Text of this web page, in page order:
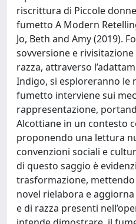
riscrittura di Piccole
fumetto A Modern
Jo, Beth and Amy (2019).
sovversione e
razza, attraverso
Indigo, si esploreranno le
fumetto interviene sui
rappresentazione,
Alcottiane in un contesto
proponendo una lettura
convenzioni sociali e
di questo saggio è
trasformazione,
novel rielabora e
e di razza presenti